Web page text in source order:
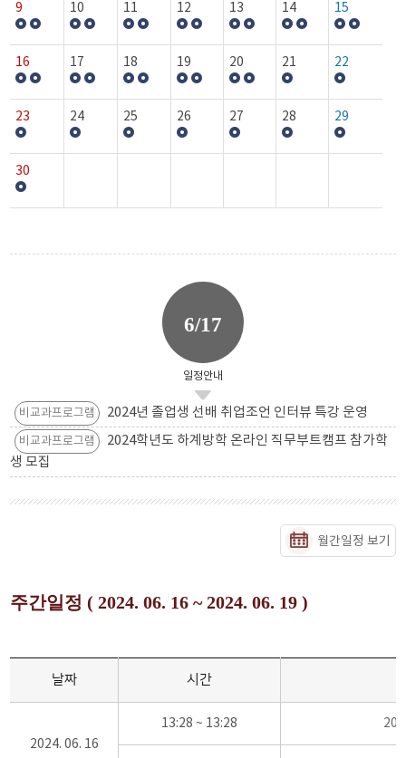
9 10 11 12 13 14 15
16 17 18 19 20 21 22
23 24 25 26 27 28 29
30
6/17
일정안내
비교과프로그램 2024년 졸업생 선배 취업조언 인터뷰 특강 운영
비교과프로그램
2024학년도 하계방학 온라인 직무부트캠프 참가학
생 모집
월간일정 보기
주간일정 ( 2024. 06. 16 ~ 2024. 06. 19 )
날짜 시간
2024. 06. 16
13:28 ~ 13:28